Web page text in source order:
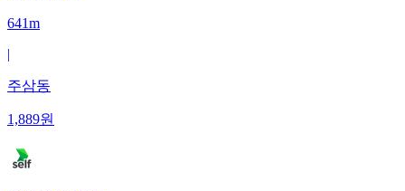
641m
|
주삼동
1,889원